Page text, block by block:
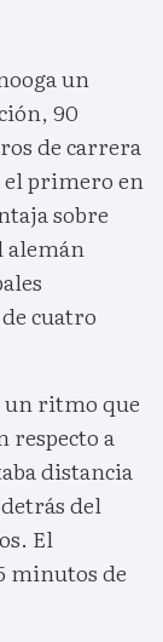
un
90
de carrera
el primero en
sobre
alemán
cuatro
un ritmo que
respecto a
distancia
del
El
minutos de